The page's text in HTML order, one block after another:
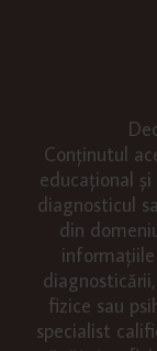
Conținutul
educațional
diagnosticul
din
fizice sau
specialist